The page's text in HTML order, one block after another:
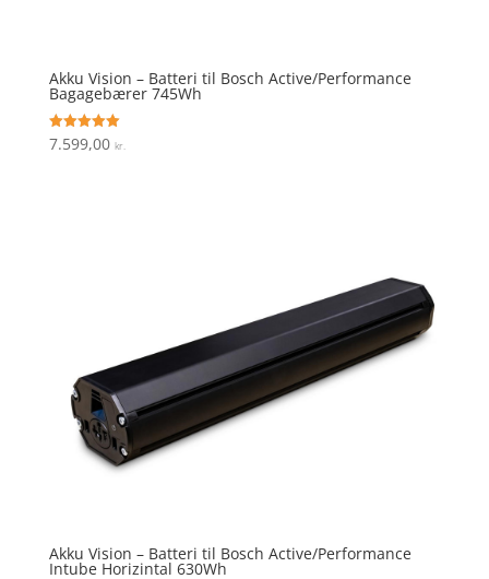
Akku Vision – Batteri til Bosch Active/Performance
Bagagebærer 745Wh
Vurderet
5
7.599,00 kr.
Akku Vision – Batteri til Bosch Active/Performance
Intube Horizintal 630Wh